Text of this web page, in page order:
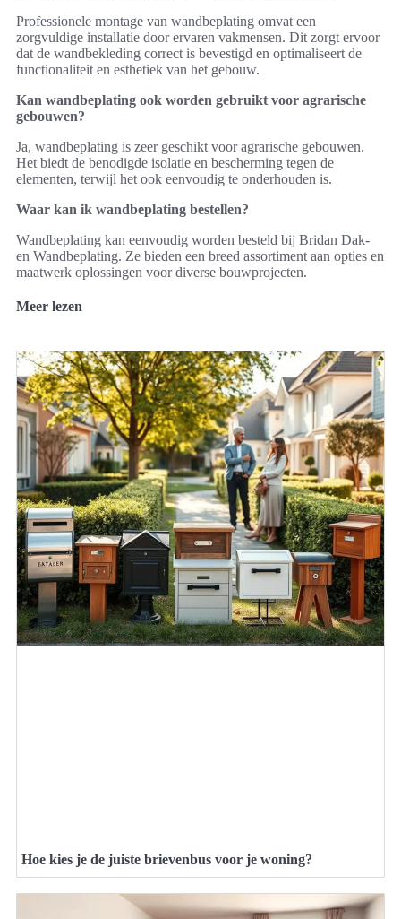
Professionele montage van wandbeplating omvat een
zorgvuldige installatie door ervaren vakmensen. Dit zorgt ervoor
dat de wandbekleding correct is bevestigd en optimaliseert de
functionaliteit en esthetiek van het gebouw.
Kan wandbeplating ook worden gebruikt voor agrarische
gebouwen?
Ja, wandbeplating is zeer geschikt voor agrarische gebouwen.
Het biedt de benodigde isolatie en bescherming tegen de
elementen, terwijl het ook eenvoudig te onderhouden is.
Waar kan ik wandbeplating bestellen?
Wandbeplating kan eenvoudig worden besteld bij Bridan Dak-
en Wandbeplating. Ze bieden een breed assortiment aan opties en
maatwerk oplossingen voor diverse bouwprojecten.
Meer lezen
Hoe kies je de juiste brievenbus voor je woning?